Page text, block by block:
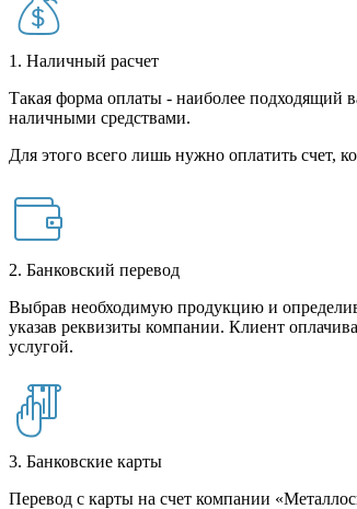
1. Наличный расчет
Такая форма оплаты - наиболее подходящий
наличными средствами.
Для этого всего лишь нужно оплатить счет,
2. Банковский перевод
Выбрав необходимую продукцию и
указав реквизиты компании. Клиент
услугой.
3. Банковские карты
Перевод с карты на счет компании